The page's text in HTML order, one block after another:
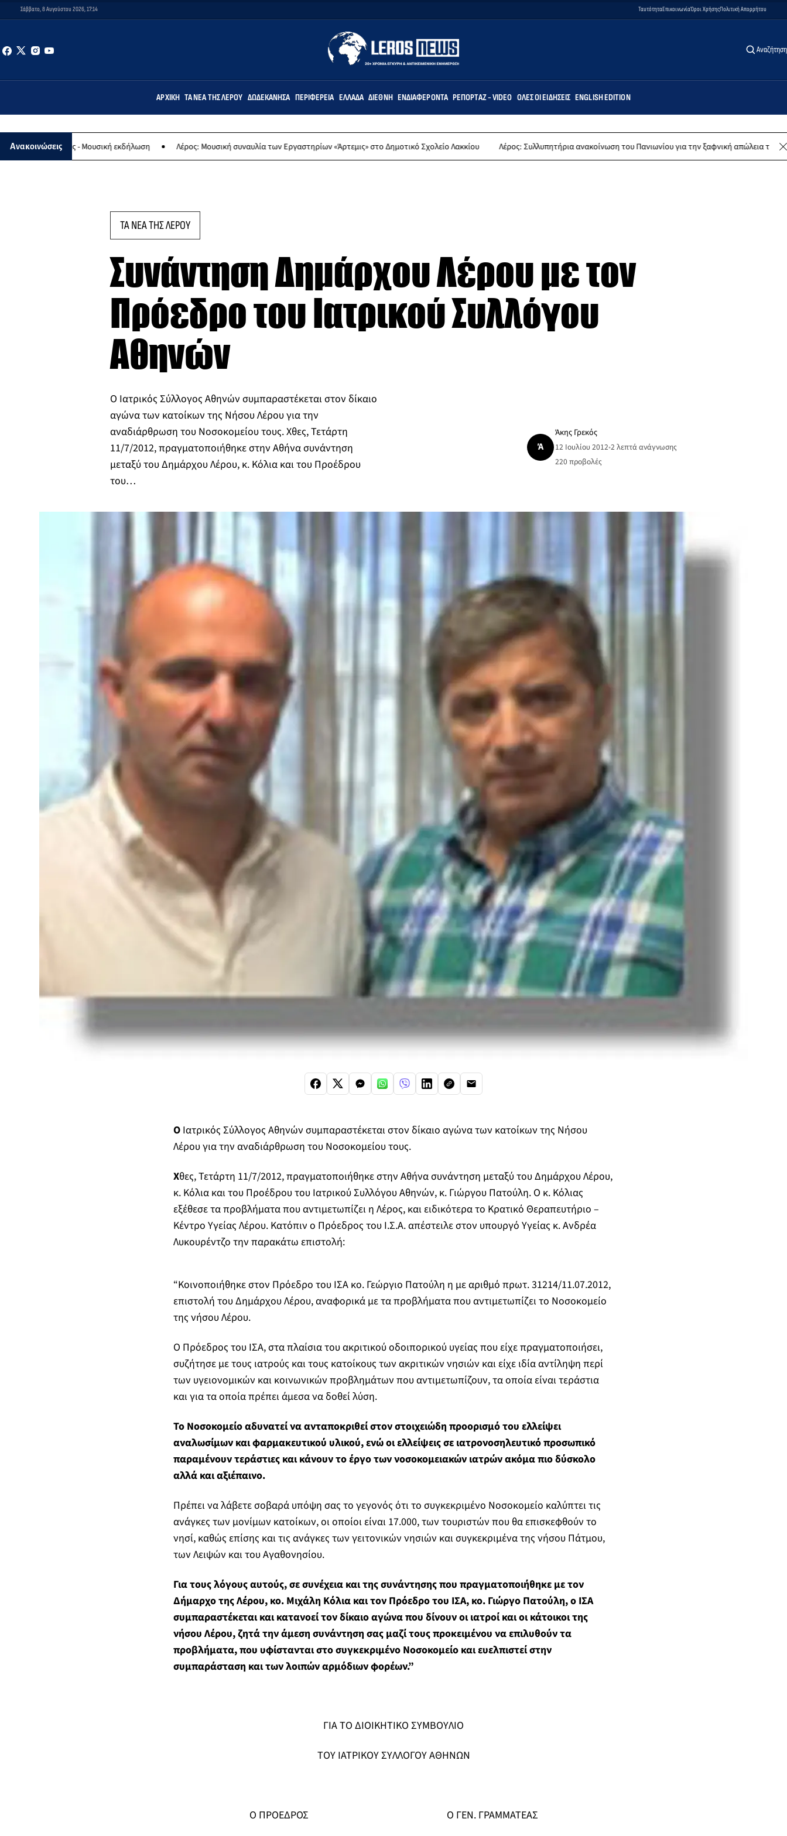
Σάββατο, 8 Αυγούστου 2026, 17:14 ΤαυτότηταΕπικοινωνίαΌροι ΧρήσηςΠολιτική Απορρήτου
Αναζήτηση
ΑΡΧΙΚΉ ΤΑ ΝΈΑ ΤΗΣ ΛΈΡΟΥ ΔΩΔΕΚΆΝΗΣΑ ΠΕΡΙΦΈΡΕΙΑ ΕΛΛΆΔΑ ΔΙΕΘΝΉ ΕΝΔΙΑΦΈΡΟΝΤΑ ΡΕΠΟΡΤΆΖ - VIDEO ΌΛΕΣ ΟΙ ΕΙΔΉΣΕΙΣ ENGLISH EDITION
Ανακοινώσεις
- Μουσική εκδήλωση Λέρος: Μουσική συναυλία των Εργαστηρίων «Άρτεμις» στο Δημοτικό Σχολείο Λακκίου Λέρος: Συλλυπητήρια ανακοίνωση του Πανιωνίου για την ξαφνική απώλεια του Δημήτρη
ΤΑ ΝΕΑ ΤΗΣ ΛΕΡΟΥ
Συνάντηση Δημάρχου Λέρου με τον
Πρόεδρο του Ιατρικού Συλλόγου
Αθηνών
O Ιατρικός Σύλλογος Αθηνών συμπαραστέκεται στον δίκαιο
αγώνα των κατοίκων της Νήσου Λέρου για την
αναδιάρθρωση του Νοσοκομείου τους. Χθες, Τετάρτη
11/7/2012, πραγματοποιήθηκε στην Αθήνα συνάντηση
μεταξύ του Δημάρχου Λέρου, κ. Κόλια και του Προέδρου
του…
Ά
Άκης Γρεκός
12 Ιουλίου 2012•2 λεπτά ανάγνωσης
220προβολές
OΙατρικός Σύλλογος Αθηνών συμπαραστέκεται στον δίκαιο αγώνα των κατοίκων της Νήσου
Λέρου για την αναδιάρθρωση του Νοσοκομείου τους.
Χθες, Τετάρτη 11/7/2012, πραγματοποιήθηκε στην Αθήνα συνάντηση μεταξύ του Δημάρχου Λέρου,
κ. Κόλια και του Προέδρου του Ιατρικού Συλλόγου Αθηνών, κ. Γιώργου Πατούλη. Ο κ. Κόλιας
εξέθεσε τα προβλήματα που αντιμετωπίζει η Λέρος, και ειδικότερα το Κρατικό Θεραπευτήριο –
Κέντρο Υγείας Λέρου. Κατόπιν ο Πρόεδρος του Ι.Σ.Α. απέστειλε στον υπουργό Υγείας κ. Ανδρέα
Λυκουρέντζο την παρακάτω επιστολή:
“Κοινοποιήθηκε στον Πρόεδρο του ΙΣΑ κο. Γεώργιο Πατούλη η με αριθμό πρωτ. 31214/11.07.2012,
επιστολή του Δημάρχου Λέρου, αναφορικά με τα προβλήματα που αντιμετωπίζει το Νοσοκομείο
της νήσου Λέρου.
Ο Πρόεδρος του ΙΣΑ, στα πλαίσια του ακριτικού οδοιπορικού υγείας που είχε πραγματοποιήσει,
συζήτησε με τους ιατρούς και τους κατοίκους των ακριτικών νησιών και είχε ιδία αντίληψη περί
των υγειονομικών και κοινωνικών προβλημάτων που αντιμετωπίζουν, τα οποία είναι τεράστια
και για τα οποία πρέπει άμεσα να δοθεί λύση.
Το Νοσοκομείο αδυνατεί να ανταποκριθεί στον στοιχειώδη προορισμό του ελλείψει
αναλωσίμων και φαρμακευτικού υλικού, ενώ οι ελλείψεις σε ιατρονοσηλευτικό προσωπικό
παραμένουν τεράστιες και κάνουν το έργο των νοσοκομειακών ιατρών ακόμα πιο δύσκολο
αλλά και αξιέπαινο.
Πρέπει να λάβετε σοβαρά υπόψη σας το γεγονός ότι το συγκεκριμένο Νοσοκομείο καλύπτει τις
ανάγκες των μονίμων κατοίκων, οι οποίοι είναι 17.000, των τουριστών που θα επισκεφθούν το
νησί, καθώς επίσης και τις ανάγκες των γειτονικών νησιών και συγκεκριμένα της νήσου Πάτμου,
των Λειψών και του Αγαθονησίου.
Για τους λόγους αυτούς, σε συνέχεια και της συνάντησης που πραγματοποιήθηκε με τον
Δήμαρχο της Λέρου, κο. Μιχάλη Κόλια και τον Πρόεδρο του ΙΣΑ, κο. Γιώργο Πατούλη, ο ΙΣΑ
συμπαραστέκεται και κατανοεί τον δίκαιο αγώνα που δίνουν οι ιατροί και οι κάτοικοι της
νήσου Λέρου, ζητά την άμεση συνάντηση σας μαζί τους προκειμένου να επιλυθούν τα
προβλήματα, που υφίστανται στο συγκεκριμένο Νοσοκομείο και ευελπιστεί στην
συμπαράσταση και των λοιπών αρμόδιων φορέων.”
ΓΙΑ ΤΟ ΔΙΟΙΚΗΤΙΚΟ ΣΥΜΒΟΥΛΙΟ
ΤΟΥ ΙΑΤΡΙΚΟΥ ΣΥΛΛΟΓΟΥ ΑΘΗΝΩΝ
Ο ΠΡΟΕΔΡΟΣ Ο ΓΕΝ. ΓΡΑΜΜΑΤΕΑΣ